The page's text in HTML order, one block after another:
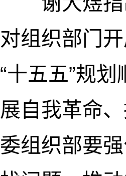
对组织部门
“十五五”规
展自我革命
委组织部要